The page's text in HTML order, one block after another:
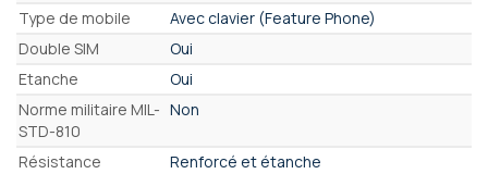
Type de mobile
Avec clavier (Feature Phone)
Double SIM
Oui
Etanche
Oui
Norme militaire MIL-
STD-810
Non
Résistance
Renforcé et étanche